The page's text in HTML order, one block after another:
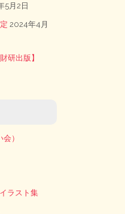
5月2日
2024年4月
研出版】
）
ラスト集